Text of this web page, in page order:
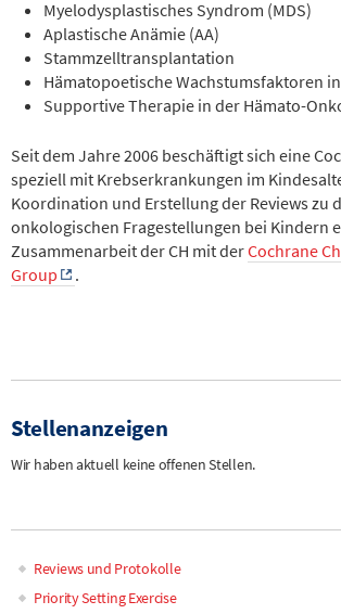
Myelodysplastisches Syndrom (MDS)
Aplastische Anämie (AA)
Stammzelltransplantation
Hämatopoetische Wachstumsfaktoren
Supportive Therapie in der Hämato-
Seit dem Jahre 2006 beschäftigt sich eine
speziell mit Krebserkrankungen im
Koordination und Erstellung der Reviews zu
onkologischen Fragestellungen bei Kindern
Zusammenarbeit der CH mit derCochrane
Group
.
Stellenanzeigen
Wir haben aktuell keine offenen Stellen.
Main
Reviews und Protokolle
Priority Setting Exercise